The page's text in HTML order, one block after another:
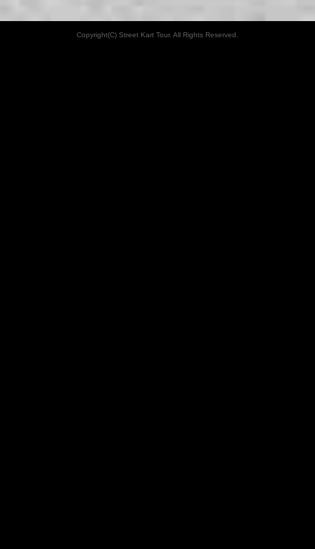
Copyright(C) Street Kart Tour. All Rights Reserved.